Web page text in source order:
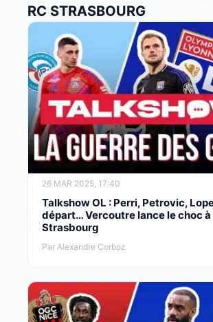
RC STRASBOURG
26 MAR 2025, 17:40
Talkshow OL : Perri, Petrovic,
départ… Vercoutre lance le choc à
Strasbourg
Par Alexandre Corboz